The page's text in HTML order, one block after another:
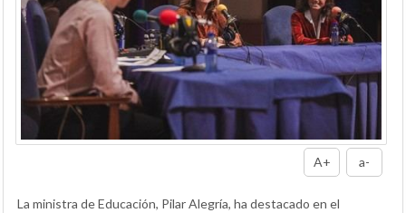
A+ a-
La ministra de Educación, Pilar Alegría, ha destacado en el